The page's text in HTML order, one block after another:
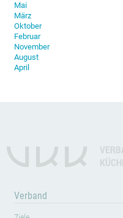
Mai
März
Oktober
Februar
November
August
April
Verband